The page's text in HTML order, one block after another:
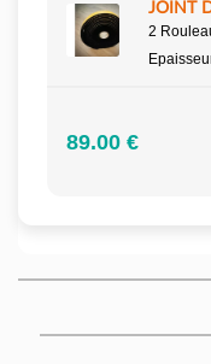
JOINT
2
89.00 €